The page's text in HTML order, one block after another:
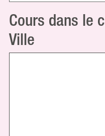
Cours dans le
Ville